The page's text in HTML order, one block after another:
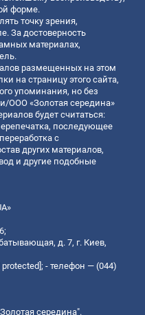
форме.
точку зрения,
За достоверность
материалах,
размещенных на этом
на страницу этого сайта,
упоминания, но без
ООО «Золотая середина»
будет считаться:
последующее
с
других материалов,
и другие подобные
д. 7, г. Киев,
protected]; - телефон — (044)
середина".